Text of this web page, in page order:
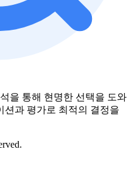
을 통해 현명한 선택을 도와
션과 평가로 최적의 결정을